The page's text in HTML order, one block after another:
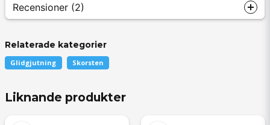
question
Fråga oss något om denna produkten...
Recensioner (2)
Bo Roland
Relaterade kategorier
Glidgjutning Skorsten
Liknande produkter